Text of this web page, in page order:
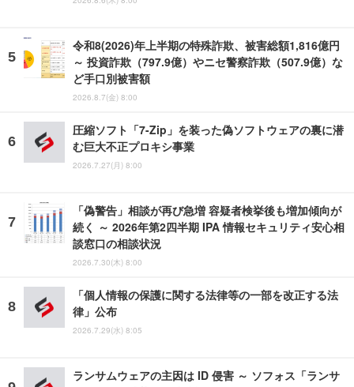
令和8(2026)年上半期の特殊詐欺、被害総額1,816億円
～ 投資詐欺（797.9億）やニセ警察詐欺（507.9億）な
ど手口別被害額
2026.8.7(金) 8:00
圧縮ソフト「7-Zip」を装った偽ソフトウェアの裏に潜
む巨大不正プロキシ事業
2026.7.27(月) 8:00
「偽警告」相談が再び急増 容疑者検挙後も増加傾向が
続く ～ 2026年第2四半期 IPA 情報セキュリティ安心相
談窓口の相談状況
2026.7.30(木) 8:00
「個人情報の保護に関する法律等の一部を改正する法
律」公布
2026.7.29(水) 8:05
ランサムウェアの主因は ID 侵害 ～ ソフォス「ランサ